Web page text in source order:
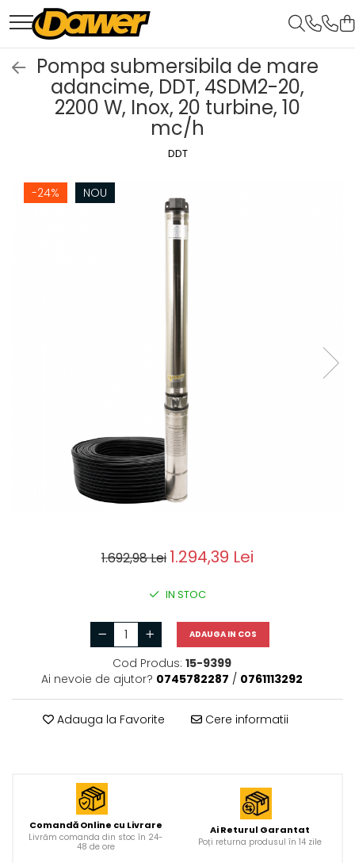
Toate Produsele
Pompe apă și Hidrofoare
Pompe submersibile
Pompe apa murdara
Masini de gaurit si insurubat
Masini de slefuit si polisat
Polizoare electrice
Accesorii polizare si slefuire
Motoburghie si Burghie
Mixere- Amestecatoare
Acumulatori si
incarcatoare
Accesorii de sudura
Drujbe
Pompa submersibila de mare
adancime, DDT, 4SDM2-20,
2200 W, Inox, 20 turbine, 10
mc/h
DDT
-24% NOU
1.692,98 Lei 1.294,39 Lei
IN STOC
ADAUGA IN COS
Cod Produs: 15-9399
Ai nevoie de ajutor? 0745782287 / 0761113292
Adauga la Favorite Cere informatii
Comandă Online cu Livrare
Livrăm comanda din stoc în 24-
48 de ore
Ai Returul Garantat
Poți returna produsul în 14 zile